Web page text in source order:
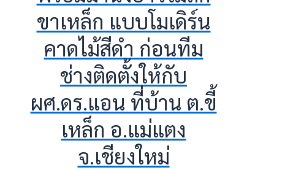
ขาเหล็ก แบบโมเดิร์น
คาดไม้สีดำ ก่อนทีม
ช่างติดตั้งให้กับ
ผศ.ดร.แอน ที่บ้าน ต.ขี้
เหล็ก อ.แม่แตง
จ.เชียงใหม่